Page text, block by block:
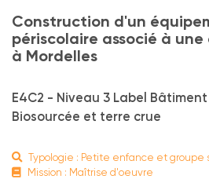
Construction d'un
périscolaire associé à
à Mordelles
E4C2 - Niveau 3 Label Bâtiment
Biosourcée et terre crue
Typologie : Petite enfance et groupe
Mission : Maîtrise d'oeuvre